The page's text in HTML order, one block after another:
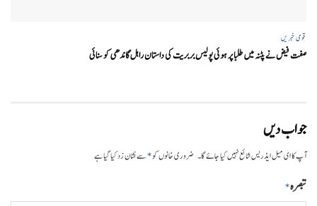
قومی خبریں
صفت فیض نے پٹنہ میں طلبا پر ہوئی پولیس بربریت کی داستان راہل گاندھی کو سنائی
جواب دیں
آپ کا ای میل ایڈریس شائع نہیں کیا جائے گا۔ ضروری خانوں کو*سے نشان زد کیا گیا ہے
تبصرہ*